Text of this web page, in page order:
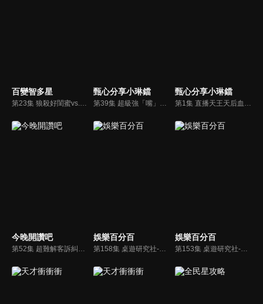
百變智多星 甄心分享小琳鐺 甄心分享小琳鐺
今晚開讚吧 娛樂百分百
第158集 桌遊研究社-瞎掰王
娛樂百分百
第153集 桌遊研究社-瞎掰王